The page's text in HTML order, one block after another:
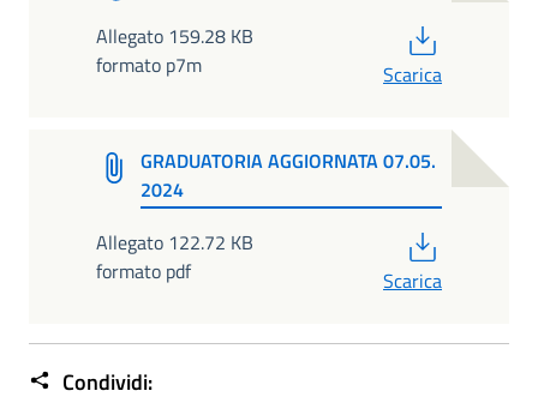
Allegato 159.28 KB
formato p7m
Scarica
GRADUATORIA AGGIORNATA 07.05.
2024
Allegato 122.72 KB
formato pdf
Scarica
Condividi: